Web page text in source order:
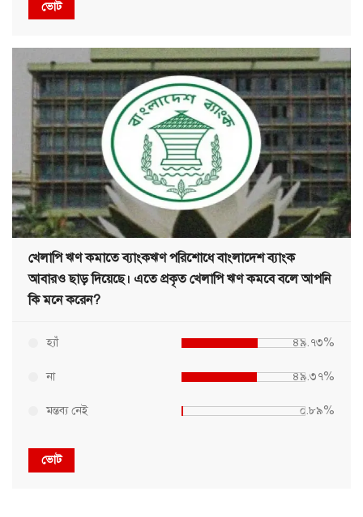
ভোট
খেলাপি ঋণ কমাতে ব্যাংকঋণ পরিশোধে বাংলাদেশ ব্যাংক
আবারও ছাড় দিয়েছে। এতে প্রকৃত খেলাপি ঋণ কমবে বলে আপনি
কি মনে করেন?
হ্যাঁ ৪৯.৭৩%
না ৪৯.৩৭%
মন্তব্য নেই ০.৮৯%
ভোট